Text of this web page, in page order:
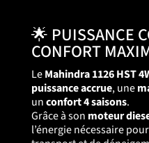
🌟 PUISSANCE
CONFORT
LeMahindra 1126 HST
puissance accrue, une
unconfort 4 saisons.
Grâce à son moteur
l’énergie nécessaire